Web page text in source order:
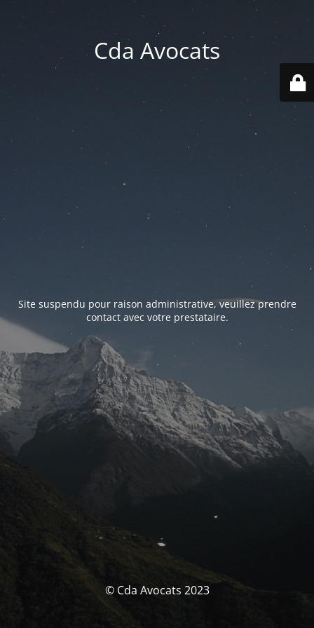
Cda Avocats
Site suspendu pour raison administrative, veuillez prendre
contact avec votre prestataire.
© Cda Avocats 2023